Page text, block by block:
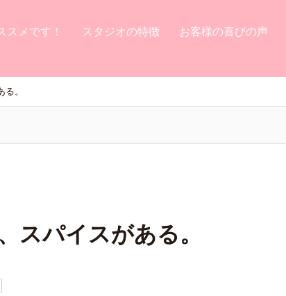
スメです！ スタジオの特徴 お客様の喜びの声
。
スパイスがある。